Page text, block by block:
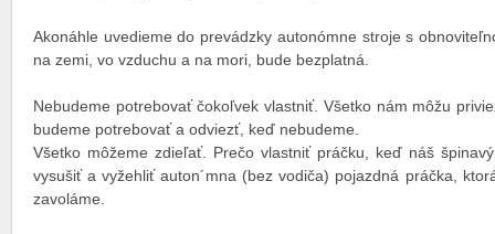
Akonáhle uvedieme do prevádzky autonómne stroje s
na zemi, vo vzduchu a na mori, bude bezplatná.
Nebudeme potrebovať čokoľvek vlastniť. Všetko nám môžu
budeme potrebovať a odviezť, keď nebudeme.
Všetko môžeme zdieľať. Prečo vlastniť práčku, keď náš
vysušiť a vyžehliť auton´mna (bez vodiča) pojazdná práčka,
zavoláme.